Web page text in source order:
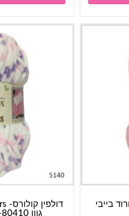
גוון 80410- לבן סגול וורוד